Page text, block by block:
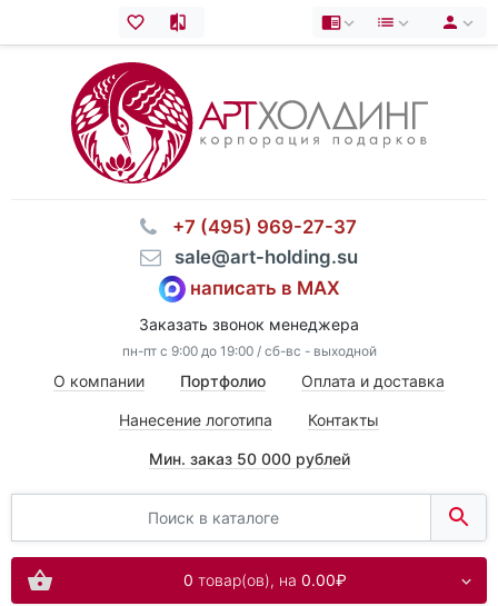
⠀+7 (495) 969-27-37
⠀sale@art-holding.su
написать в MAX
Заказать звонок менеджера
пн-пт с 9:00 до 19:00 / сб-вс - выходной
О компании Портфолио Оплата и доставка
Нанесение логотипа Контакты
Мин. заказ 50 000 рублей
0 товар(ов), на 0.00₽